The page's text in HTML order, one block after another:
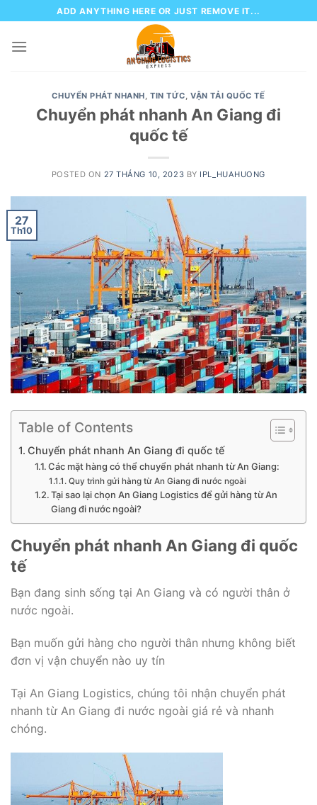
to
content
ADD ANYTHING HERE OR JUST REMOVE IT...
CHUYỂN PHÁT NHANH,TIN TỨC,VẬN TẢI QUỐC TẾ
Chuyển phát nhanh An Giang đi
quốc tế
POSTED ON 27 THÁNG 10, 2023 BY IPL_HUAHUONG
27
Th10
Table of Contents
Chuyển phát nhanh An Giang đi quốc tế
Các mặt hàng có thể chuyển phát nhanh từ An Giang:
Quy trình gửi hàng từ An Giang đi nước ngoài
Tại sao lại chọn An Giang Logistics để gửi hàng từ An
Giang đi nước ngoài?
Chuyển phát nhanh An Giang đi quốc
tế
Bạn đang sinh sống tại An Giang và có người thân ở
nước ngoài.
Bạn muốn gửi hàng cho người thân nhưng không biết
đơn vị vận chuyển nào uy tín
Tại An Giang Logistics, chúng tôi nhận chuyển phát
nhanh từ An Giang đi nước ngoài giá rẻ và nhanh
chóng.